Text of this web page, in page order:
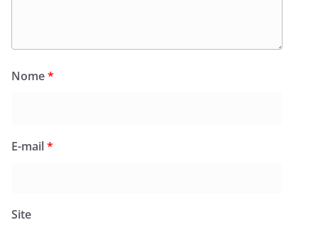
Nome*
E-mail*
Site